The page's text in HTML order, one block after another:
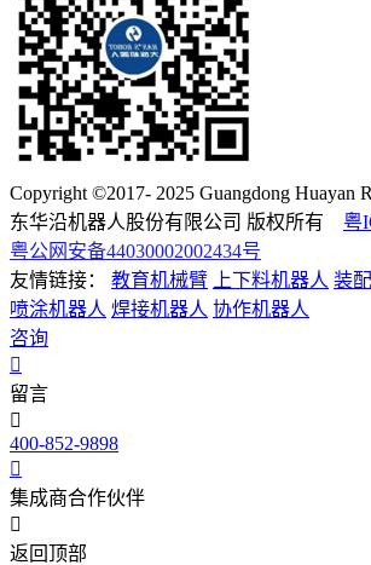
Copyright ©2017- 2025 Guangdong Huayan
东华沿机器人股份有限公司 版权所有 粤
粤公网安备44030002002434号
友情链接：
教育机械臂 上下料机器人 装
喷涂机器人 焊接机器人 协作机器人
咨询
留言
400-852-9898
集成商合作伙伴
返回顶部